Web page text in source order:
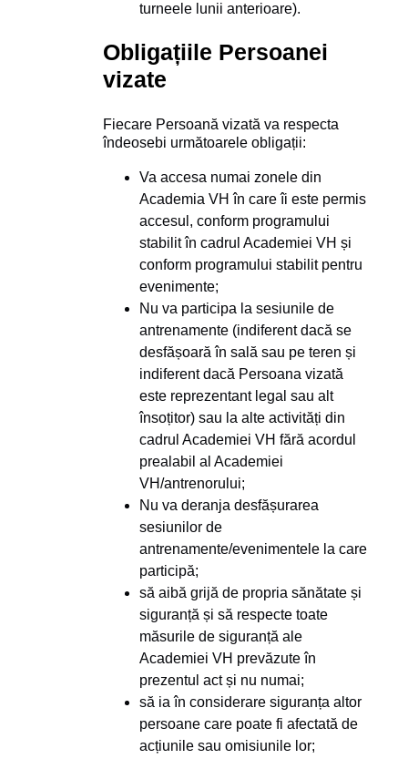
turneele lunii anterioare).
Obligațiile Persoanei
vizate
Fiecare Persoană vizată va respecta
îndeosebi următoarele obligații:
Va accesa numai zonele din
Academia VH în care îi este permis
accesul, conform programului
stabilit în cadrul Academiei VH și
conform programului stabilit pentru
evenimente;
Nu va participa la sesiunile de
antrenamente (indiferent dacă se
desfășoară în sală sau pe teren și
indiferent dacă Persoana vizată
este reprezentant legal sau alt
însoțitor) sau la alte activități din
cadrul Academiei VH fără acordul
prealabil al Academiei
VH/antrenorului;
Nu va deranja desfășurarea
sesiunilor de
antrenamente/evenimentele la care
participă;
să aibă grijă de propria sănătate și
siguranță și să respecte toate
măsurile de siguranță ale
Academiei VH prevăzute în
prezentul act și nu numai;
să ia în considerare siguranța altor
persoane care poate fi afectată de
acțiunile sau omisiunile lor;